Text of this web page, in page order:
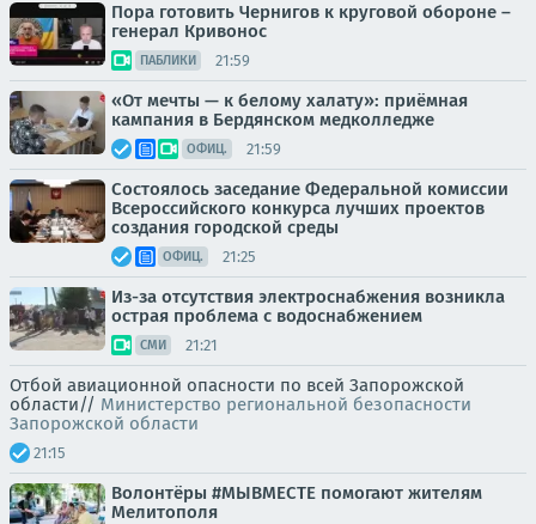
Пора готовить Чернигов к круговой обороне –
генерал Кривонос
ПАБЛИКИ 21:59
«От мечты — к белому халату»: приёмная
кампания в Бердянском медколледже
ОФИЦ. 21:59
Состоялось заседание Федеральной комиссии
Всероссийского конкурса лучших проектов
создания городской среды
ОФИЦ. 21:25
Из-за отсутствия электроснабжения возникла
острая проблема с водоснабжением
СМИ 21:21
Отбой авиационной опасности по всей Запорожской
области// Министерство региональной безопасности
Запорожской области
21:15
Волонтёры #МЫВМЕСТЕ помогают жителям
Мелитополя